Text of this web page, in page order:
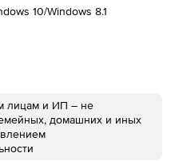
10/Windows 8.1
лицам и ИП – не
домашних и иных